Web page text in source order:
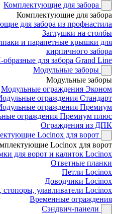
Комплектующие для забора
Комплектующие для забора
для забора из профнастила
Заглушки на столбы
и парапетные крышки для
кирпичного забора
для забора Grand Line
Модульные заборы
Модульные заборы
Модульные ограждения Эконом
ограждения Стандарт
ограждения Премиум
ограждения Премиум плюс
Ограждения из ДПК
Locinox для ворот
Locinox для ворот
для ворот и калиток Locinox
Ответные планки
Петли Locinox
Доводчики Locinox
стопоры, улавливатели Locinox
Временные ограждения
Сэндвич-панели